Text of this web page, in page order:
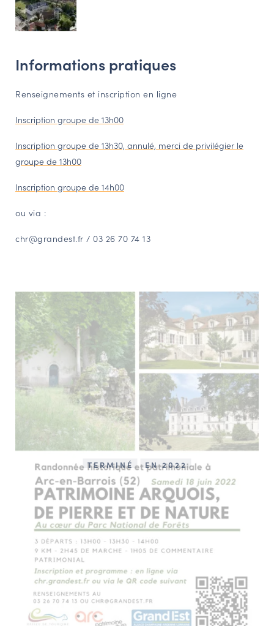
Informations pratiques
Renseignements et inscription en ligne
Inscription groupe de 13h00
Inscription groupe de 13h30, annulé, merci de privilégier le
groupe de 13h00
Inscription groupe de 14h00
ou via :
chr@grandest.fr / 03 26 70 74 13
TERMINÉ EN 2022